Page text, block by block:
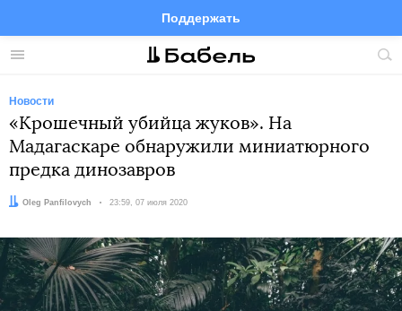
Меню
Поддержать
FacebookTelegramTwitter
Новости
«Крошечный убийца жуков». На
Мадагаскаре обнаружили миниатюрного
предка динозавров
Автор:
Oleg Panfilovych Дата:
23:59, 07 июля 2020